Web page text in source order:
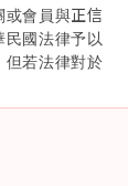
或會員與正信
國法律予以
但若法律對於